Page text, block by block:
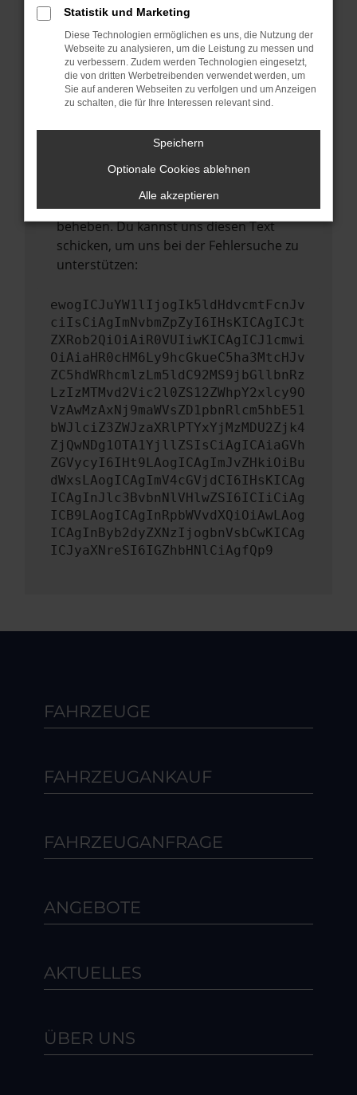
Stelle sicher, dass dein Browser und dein
Betriebssystem auf dem neuesten Stand
sind.
Veraltete Software birgt nicht nur ein
Sicherheitsrisiko, sondern kann auch dazu
führen, dass bestimmte Funktionen nicht
Wende dich an den Webseitenbetreiber.
Wenn du alle oben genannten Schritte
versucht hast, kontaktiere uns bitte. Wir
werden versuchen, das Problem zu
beheben. Du kannst uns diesen Text
schicken, um uns bei der Fehlersuche zu
unterstützen:
ewogICJuYW1lIjogIk5ldHdvcmtFcnJv
ciIsCiAgImNvbmZpZyI6IHsKICAgICJt
ZXRob2QiOiAiR0VUIiwKICAgICJ1cmwi
OiAiaHR0cHM6Ly9hcGkueC5ha3MtcHJv
ZC5hdWRhcmlzLm5ldC92MS9jbGllbnRz
LzIzMTMvd2Vic2l0ZS12ZWhpY2xlcy9O
VzAwMzAxNj9maWVsZD1pbnRlcm5hbE51
bWJlciZ3ZWJzaXRlPTYxYjMzMDU2Zjk4
ZjQwNDg1OTA1YjllZSIsCiAgICAiaGVh
ZGVycyI6IHt9LAogICAgImJvZHkiOiBu
dWxsLAogICAgImV4cGVjdCI6IHsKICAg
ICAgInJlc3BvbnNlVHlwZSI6ICIiCiAg
ICB9LAogICAgInRpbWVvdXQiOiAwLAog
ICAgInByb2dyZXNzIjogbnVsbCwKICAg
ICJyaXNreSI6IGZhbHNlCiAgfQp9
FAHRZEUGE
FAHRZEUGANKAUF
FAHRZEUGANFRAGE
ANGEBOTE
AKTUELLES
ÜBER UNS
Statistik und Marketing
Diese Technologien ermöglichen es uns, die Nutzung der
Webseite zu analysieren, um die Leistung zu messen und
zu verbessern. Zudem werden Technologien eingesetzt,
die von dritten Werbetreibenden verwendet werden, um
Sie auf anderen Webseiten zu verfolgen und um Anzeigen
zu schalten, die für Ihre Interessen relevant sind.
Speichern
Optionale Cookies ablehnen
Alle akzeptieren